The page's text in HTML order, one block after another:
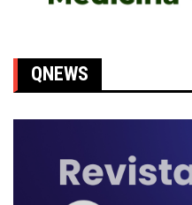
QNEWS